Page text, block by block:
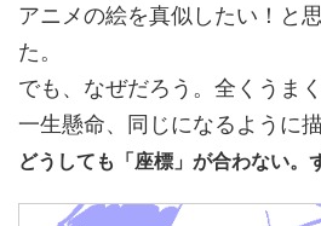
アニメの絵を真似したい！と
た。
でも、なぜだろう。全くうまく
一生懸命、同じになるように
どうしても「座標」が合わない。